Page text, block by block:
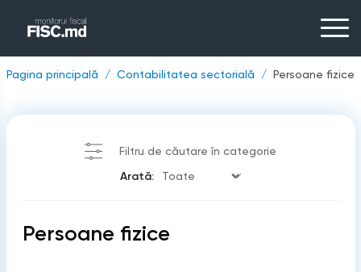
Pagina principală Contabilitatea sectorială Persoane fizice
Filtru de căutare în categorie
Arată:
Persoane fizice